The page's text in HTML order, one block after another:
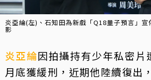
炎亞綸(左)、石知田為新戲「Q18量子預言」
影
炎亞綸因拍攝持有少年私密片
月底獲緩刑，近期他陸續復出